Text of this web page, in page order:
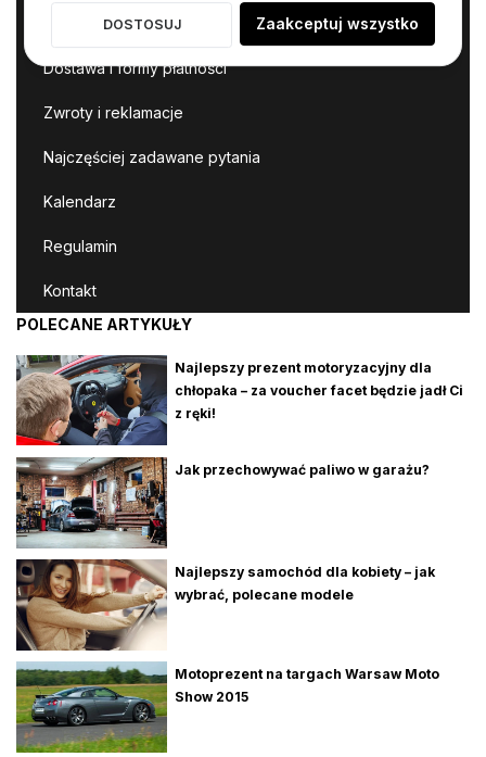
Zarezerwuj termin
Dostawa i formy płatności
Zwroty i reklamacje
Najczęściej zadawane pytania
Kalendarz
Regulamin
Kontakt
POLECANE ARTYKUŁY
Najlepszy prezent motoryzacyjny dla
chłopaka – za voucher facet będzie jadł Ci
z ręki!
Jak przechowywać paliwo w garażu?
Najlepszy samochód dla kobiety – jak
wybrać, polecane modele
Motoprezent na targach Warsaw Moto
Show 2015
DOSTOSUJ Zaakceptuj wszystko